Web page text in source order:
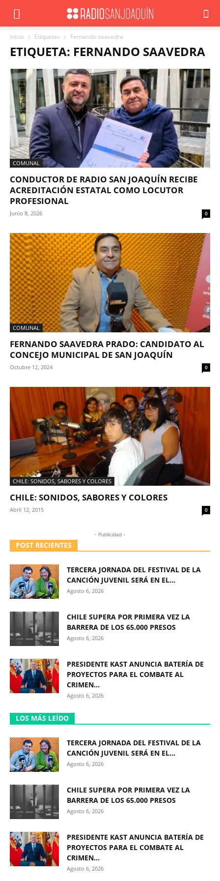
Inicio Etiquetas Fernando saavedra
ETIQUETA: FERNANDO SAAVEDRA
COMUNAL
CONDUCTOR DE RADIO SAN JOAQUÍN RECIBE
ACREDITACIÓN ESTATAL COMO LOCUTOR
PROFESIONAL
Junio 8, 2026 0
COMUNAL
FERNANDO SAAVEDRA PRADO: CANDIDATO AL
CONCEJO MUNICIPAL DE SAN JOAQUÍN
Octubre 12, 2024 0
CHILE: SONIDOS, SABORES Y COLORES
CHILE: SONIDOS, SABORES Y COLORES
Abril 12, 2015 0
- Publicidad -
POST RECIENTES
TERCERA JORNADA DEL FESTIVAL DE LA
CANCIÓN JUVENIL SERÁ EN EL...
Agosto 6, 2026
CHILE SUPERA POR PRIMERA VEZ LA
BARRERA DE LOS 65.000 PRESOS
Agosto 6, 2026
PRESIDENTE KAST ANUNCIA BATERÍA DE
PROYECTOS PARA EL COMBATE AL
CRIMEN...
Agosto 6, 2026
LOS MÁS LEÍDO
TERCERA JORNADA DEL FESTIVAL DE LA
CANCIÓN JUVENIL SERÁ EN EL...
Agosto 6, 2026
CHILE SUPERA POR PRIMERA VEZ LA
BARRERA DE LOS 65.000 PRESOS
Agosto 6, 2026
PRESIDENTE KAST ANUNCIA BATERÍA DE
PROYECTOS PARA EL COMBATE AL
CRIMEN...
Agosto 6, 2026